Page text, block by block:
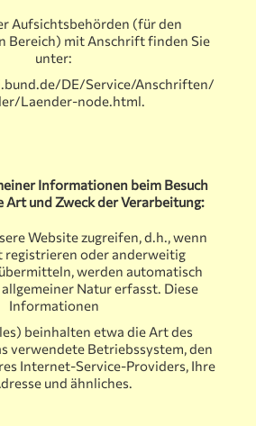
Aufsichtsbehörden (für den
Bereich) mit Anschrift finden Sie
unter:
DE/Service/Anschriften/
Laender-node.html.
Informationen beim Besuch
Art und Zweck der Verarbeitung:
Website zugreifen, d.h., wenn
registrieren oder anderweitig
werden automatisch
Natur erfasst. Diese
Informationen
beinhalten etwa die Art des
verwendete Betriebssystem, den
Internet-Service-Providers, Ihre
und ähnliches.